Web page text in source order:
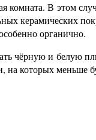
комната. В этом
керамических
органично.
чёрную и белую
на которых меньше